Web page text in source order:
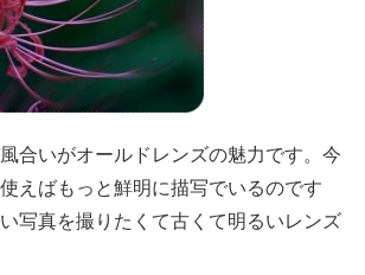
合いがオールドレンズの魅力です。今
えばもっと鮮明に描写でいるのです
写真を撮りたくて古くて明るいレンズ